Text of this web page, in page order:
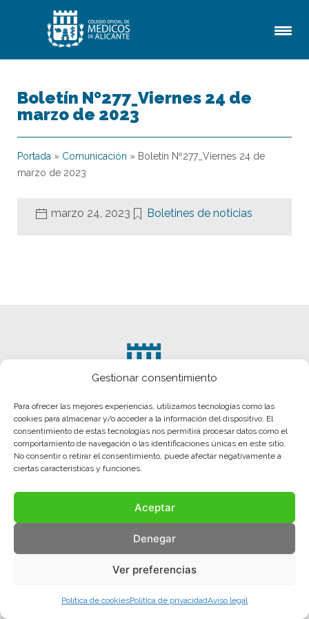
Gestionar consentimiento
Para ofrecer las mejores experiencias, utilizamos tecnologías como las
cookies para almacenar y/o acceder a la información del dispositivo. El
consentimiento de estas tecnologías nos permitirá procesar datos como el
comportamiento de navegación o las identificaciones únicas en este sitio.
No consentir o retirar el consentimiento, puede afectar negativamente a
ciertas características y funciones.
Aceptar
Denegar
Ver preferencias
Política de cookiesPolítica de privacidadAviso legal
Boletín Nº277_Viernes 24 de
marzo de 2023
Portada » Comunicación » Boletín Nº277_Viernes 24 de
marzo de 2023
marzo 24, 2023 Boletines de noticias
Política de privacidad
Todos los derechos reservados